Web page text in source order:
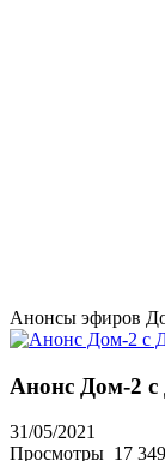
Анонсы эфиров
Анонс Дом-2
31/05/2021
Просмотры 17 349